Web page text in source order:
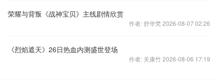
荣耀与背叛《战神宝贝》主线剧情欣赏
作者: 舒华梵 2026-08-07 02:26
《烈焰遮天》26日热血内测盛世登场
作者: 关康竹 2026-08-06 17:19